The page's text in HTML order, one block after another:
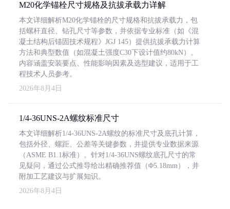
M20化学锚栓尺寸规格及抗拔承载力详解
本文详细解析M20化学锚栓的尺寸规格和抗拔承载力，包
括螺杆直径、钻孔尺寸等参数，并依据专业标准（如《混
凝土结构后锚固技术规程》JGJ 145）提供抗拔承载力计算
方法和典型数值（如混凝土强度C30下设计值约80kN）。
内容涵盖安装要点、性能影响因素及选型建议，适用于工
程技术人员参考。
2026年8月4日
1/4-36UNS-2A螺纹标准尺寸
本文详细解析1/4-36UNS-2A螺纹的标准尺寸及底孔计算，
包括外径、螺距、公差等关键参数，并提供专业数据来源
（ASME B1.1标准）。针对1/4-36UNS螺纹底孔尺寸的常
见疑问，通过公式推导给出精确推荐值（Φ5.18mm），并
附加工艺建议与扩展知识。
2026年8月4日